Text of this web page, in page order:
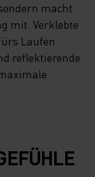
macht
mit. Verklebte
Laufen
reflektierende